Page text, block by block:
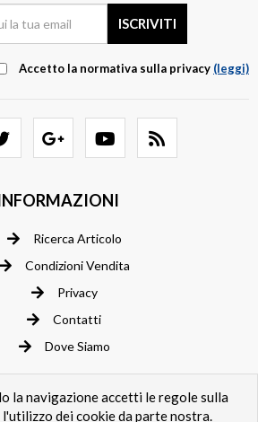
Accetto la normativa sulla privacy (leggi)
Ricerca Articolo
Condizioni Vendita
Privacy
Contatti
Dove Siamo
la navigazione accetti le regole sulla
dei cookie da parte nostra.